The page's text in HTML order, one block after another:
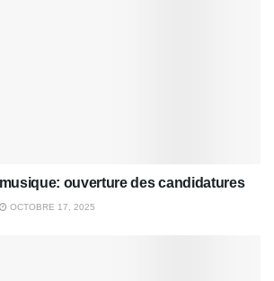
ouverture des candidatures
OCTOBRE 17, 2025